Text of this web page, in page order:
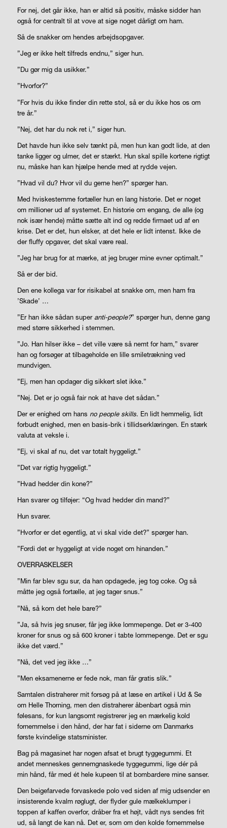
For nej, det går ikke, han er altid så positiv, måske sidder han
også for centralt til at vove at sige noget dårligt om ham.
Så de snakker om hendes arbejdsopgaver.
”Jeg er ikke helt tilfreds endnu,” siger hun.
”Du gør mig da usikker.”
”Hvorfor?”
”For hvis du ikke finder din rette stol, så er du ikke hos os om
tre år.”
”Nej, det har du nok ret i,” siger hun.
Det havde hun ikke selv tænkt på, men hun kan godt lide, at den
tanke ligger og ulmer, det er stærkt. Hun skal spille kortene rigtigt
nu, måske han kan hjælpe hende med at rydde vejen.
”Hvad vil du? Hvor vil du gerne hen?” spørger han.
Med hviskestemme fortæller hun en lang historie. Det er noget
om millioner ud af systemet. En historie om engang, de alle (og
nok især hende) måtte sætte alt ind og redde firmaet ud af en
krise. Det erdet, hun elsker, at det hele er lidt intenst. Ikke de
der fluffy opgaver, det skal være real.
”Jeg har brug for at mærke, at jeg bruger mine evner optimalt.”
Så er der bid.
Den ene kollega var for risikabel at snakke om, men ham fra
’Skade’ …
”Er han ikke sådan super anti-people?” spørger hun, denne gang
med større sikkerhed i stemmen.
”Jo. Han hilser ikke – det ville være så nemt for ham,” svarer
han og forsøger at tilbageholde en lille smiletrækning ved
mundvigen.
”Ej, men han opdager dig sikkert slet ikke.”
”Nej. Det er jo også fair nok at have det sådan.”
Der er enighed om hans no people skills. En lidt hemmelig, lidt
forbudt enighed, men en basis-brik i tillidserklæringen. En stærk
valuta at veksle i.
”Ej, vi skal af nu, det var totalt hyggeligt.”
”Det var rigtig hyggeligt.”
”Hvad hedder din kone?”
Han svarer og tilføjer: “Og hvad hedder din mand?”
Hun svarer.
”Hvorfor er det egentlig, at vi skal vide det?” spørger han.
”Fordi det er hyggeligt at vide noget om hinanden.”
OVERRASKELSER
”Min far blev sgu sur, da han opdagede, jeg tog coke. Og så
måtte jeg også fortælle, at jeg tager snus.”
”Nå, så kom det hele bare?”
”Ja, så hvis jeg snuser, får jeg ikke lommepenge. Det er 3-400
kroner for snus og så 600 kroner i tabte lommepenge. Det er sgu
ikke det værd.”
”Nå, det ved jeg ikke …”
”Men eksamenerne er fede nok, man får gratis slik.”
Samtalen distraherer mit forsøg på at læse en artikel i Ud & Se
om Helle Thorning, men den distraherer åbenbart også min
følesans, for kun langsomt registrerer jeg en mærkelig kold
fornemmelse i den hånd, der har fat i siderne om Danmarks
første kvindelige statsminister.
Bag på magasinet har nogen afsat et brugt tyggegummi. Et
andet menneskes gennemgnaskede tyggegummi, lige dér på
min hånd, får med ét hele kupeen til at bombardere mine sanser.
Den beigefarvede forvaskede polo ved siden af mig udsender en
insisterende kvalm røglugt, der flyder gule mælkeklumper i
toppen af kaffen overfor, dråber fra et højt, vådt nys sendes frit
ud, så langt de kan nå. Det er, som om den kolde fornemmelse